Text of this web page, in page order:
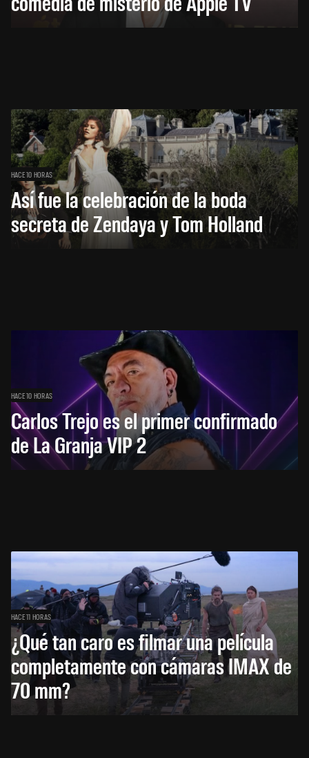
HACE 10 HORAS
Así fue la celebración de la boda
secreta de Zendaya y Tom Holland
HACE 10 HORAS
Carlos Trejo es el primer confirmado
de La Granja VIP 2
HACE 11 HORAS
¿Qué tan caro es filmar una película
completamente con cámaras IMAX de
70 mm?